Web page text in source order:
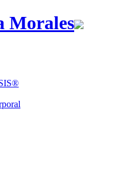
Morales